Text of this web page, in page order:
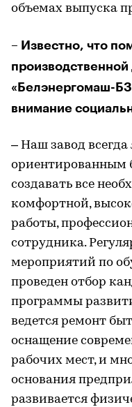
объемах выпуска
– Известно, что
производственной
«Белэнергомаш-
внимание
– Наш завод всегда
ориентированным
создавать все
комфортной,
работы,
сотрудника.
мероприятий по
проведен отбор
программы
ведется ремонт
оснащение
рабочих мест, и
основания
развивается